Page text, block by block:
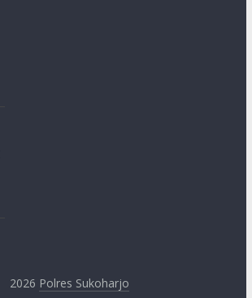
2026 Polres Sukoharjo